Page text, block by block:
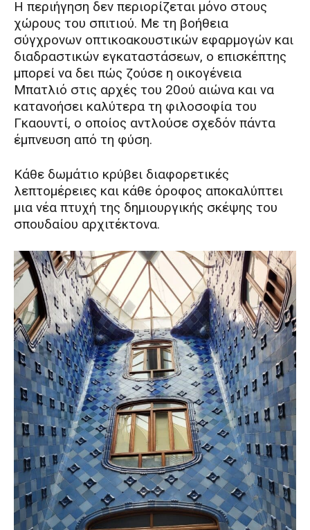
Η περιήγηση δεν περιορίζεται μόνο στους
χώρους του σπιτιού. Με τη βοήθεια
σύγχρονων οπτικοακουστικών εφαρμογών και
διαδραστικών εγκαταστάσεων, ο επισκέπτης
μπορεί να δει πώς ζούσε η οικογένεια
Μπατλιό στις αρχές του 20ού αιώνα και να
κατανοήσει καλύτερα τη φιλοσοφία του
Γκαουντί, ο οποίος αντλούσε σχεδόν πάντα
έμπνευση από τη φύση.
Κάθε δωμάτιο κρύβει διαφορετικές
λεπτομέρειες και κάθε όροφος αποκαλύπτει
μια νέα πτυχή της δημιουργικής σκέψης του
σπουδαίου αρχιτέκτονα.